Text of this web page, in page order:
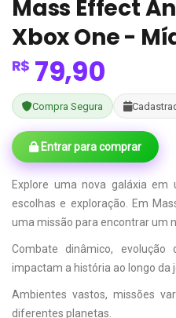
Mass Effect
Xbox One -
R$ 79,90
Compra Segura
Entrar para comprar
Explore uma nova galáxia
escolhas e exploração. Em
uma missão para encontrar um
Combate dinâmico,
impactam a história ao longo da
Ambientes vastos, missões
diferentes planetas.